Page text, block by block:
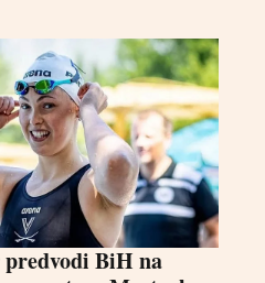
BiH na